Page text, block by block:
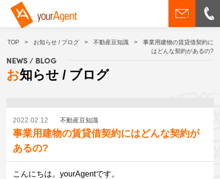
TOP > お知らせ / ブログ > 不動産豆知識 >
事業用建物の賃貸借契約に
はどんな契約があるの?
お知らせ / ブログ
NEWS / BLOG
2022.02.12 不動産豆知識
事業用建物の賃貸借契約にはどんな契約が
あるの?
こんにちは。yourAgentです。